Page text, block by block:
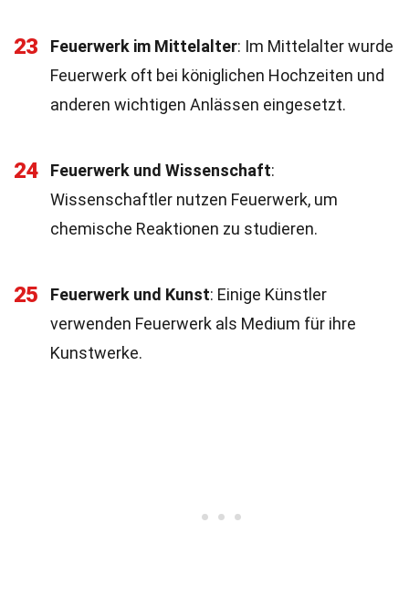
23 Feuerwerk im Mittelalter: Im Mittelalter wurde
Feuerwerk oft bei königlichen Hochzeiten und
anderen wichtigen Anlässen eingesetzt.
24 Feuerwerk und Wissenschaft:
Wissenschaftler nutzen Feuerwerk, um
chemische Reaktionen zu studieren.
25 Feuerwerk und Kunst: Einige Künstler
verwenden Feuerwerk als Medium für ihre
Kunstwerke.